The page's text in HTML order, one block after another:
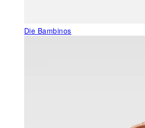
Die Bambinos